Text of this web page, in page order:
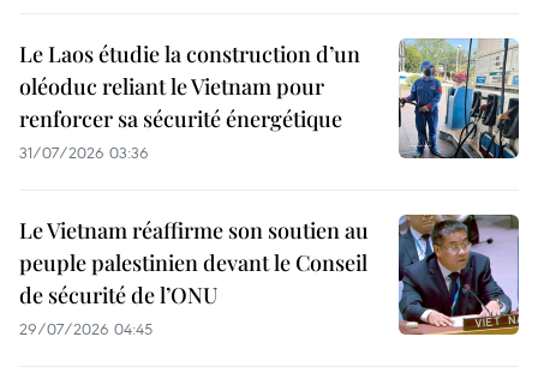
Le Laos étudie la construction d’un
oléoduc reliant le Vietnam pour
renforcer sa sécurité énergétique
31/07/2026 03:36
Le Vietnam réaffirme son soutien au
peuple palestinien devant le Conseil
de sécurité de l’ONU
29/07/2026 04:45